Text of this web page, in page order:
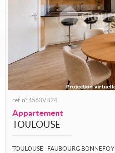
Nous rejoindre
ref. n° 4563VB24
Appartement
TOULOUSE
TOULOUSE - FAUBOURG BONNEFOY